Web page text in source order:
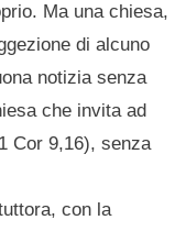
Ma una chiesa,
di alcuno
notizia senza
che invita ad
Cor 9,16), senza
con la